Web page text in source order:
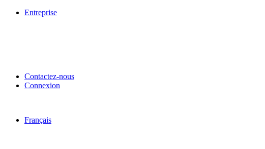
Entreprise
Contactez-nous
Connexion
Français